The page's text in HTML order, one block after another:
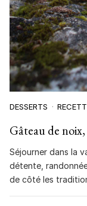
DESSERTS
Gâteau de
Séjourner dans la
détente,
de côté les